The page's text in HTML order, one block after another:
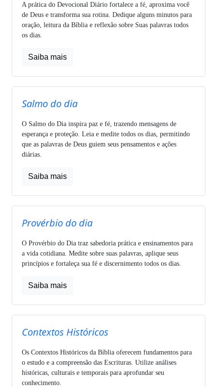
A prática do Devocional Diário fortalece a fé, aproxima você
de Deus e transforma sua rotina. Dedique alguns minutos para
oração, leitura da Bíblia e reflexão sobre Suas palavras todos
os dias.
Saiba mais
Salmo do dia
O Salmo do Dia inspira paz e fé, trazendo mensagens de
esperança e proteção. Leia e medite todos os dias, permitindo
que as palavras de Deus guiem seus pensamentos e ações
diárias.
Saiba mais
Provérbio do dia
O Provérbio do Dia traz sabedoria prática e ensinamentos para
a vida cotidiana. Medite sobre suas palavras, aplique seus
princípios e fortaleça sua fé e discernimento todos os dias.
Saiba mais
Contextos Históricos
Os Contextos Históricos da Bíblia oferecem fundamentos para
o estudo e a compreensão das Escrituras. Utilize análises
históricas, culturais e temporais para aprofundar seu
conhecimento.